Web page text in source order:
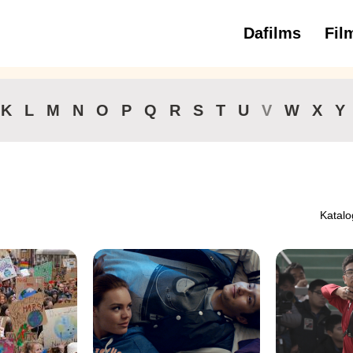
Dafilms 3
K L M N O P Q R S T U V W X Y